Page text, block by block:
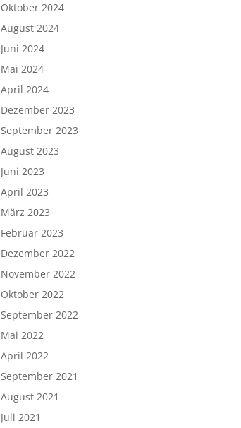
Oktober 2024
August 2024
Juni 2024
Mai 2024
April 2024
Dezember 2023
September 2023
August 2023
Juni 2023
April 2023
März 2023
Februar 2023
Dezember 2022
November 2022
Oktober 2022
September 2022
Mai 2022
April 2022
September 2021
August 2021
Juli 2021